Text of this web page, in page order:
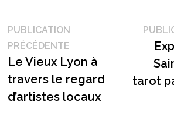
Navigation
de
l’article
PUBLICATION
PRÉCÉDENTEPublication
précédente :
Le Vieux Lyon à
travers le regard
d’artistes locaux
tarot